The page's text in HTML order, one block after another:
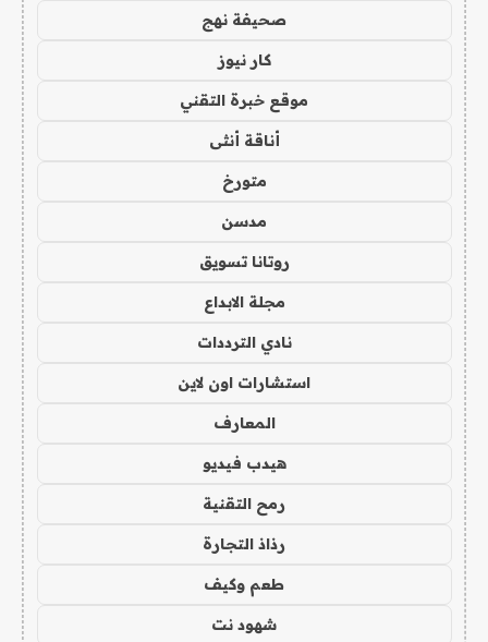
صحيفة نهج
كار نيوز
موقع خبرة التقني
أناقة أنثى
متورخ
مدسن
روتانا تسويق
مجلة الابداع
نادي الترددات
استشارات اون لاين
المعارف
هيدب فيديو
رمح التقنية
رذاذ التجارة
طعم وكيف
شهود نت